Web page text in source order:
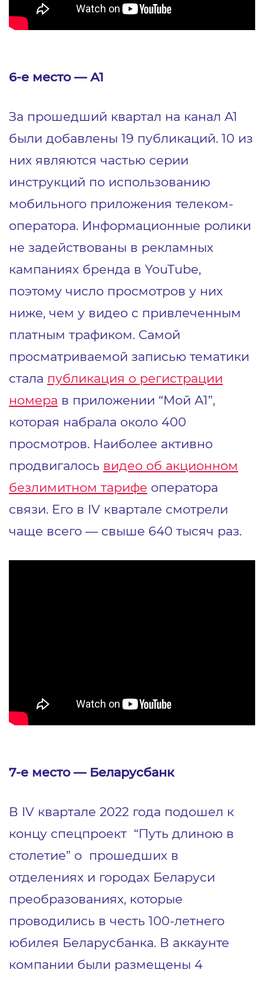
6-е место — А1
За прошедший квартал на канал A1
были добавлены 19 публикаций. 10 из
них являются частью серии
инструкций по использованию
мобильного приложения телеком-
оператора. Информационные ролики
не задействованы в рекламных
кампаниях бренда в YouTube,
поэтому число просмотров у них
ниже, чем у видео с привлеченным
платным трафиком. Самой
просматриваемой записью тематики
стала публикация о регистрации
номера в приложении “Мой А1”,
которая набрала около 400
просмотров. Наиболее активно
продвигалось видео об акционном
безлимитном тарифе оператора
связи. Его в IV квартале смотрели
чаще всего — свыше 640 тысяч раз.
7-е место — Беларусбанк
В IV квартале 2022 года подошел к
концу спецпроект “Путь длиною в
столетие” о прошедших в
отделениях и городах Беларуси
преобразованиях, которые
проводились в честь 100-летнего
юбилея Беларусбанка. В аккаунте
компании были размещены 4